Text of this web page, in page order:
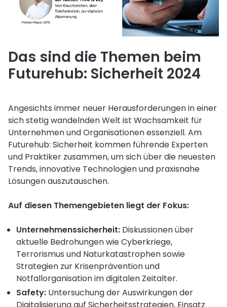
Das sind die Themen beim
Futurehub: Sicherheit 2024
Angesichts immer neuer Herausforderungen in einer
sich stetig wandelnden Welt ist Wachsamkeit für
Unternehmen und Organisationen essenziell. Am
Futurehub: Sicherheit kommen führende Experten
und Praktiker zusammen, um sich über die neuesten
Trends, innovative Technologien und praxisnahe
Lösungen auszutauschen.
Auf diesen Themengebieten liegt der Fokus:
Unternehmenssicherheit: Diskussionen über
aktuelle Bedrohungen wie Cyberkriege,
Terrorismus und Naturkatastrophen sowie
Strategien zur Krisenprävention und
Notfallorganisation im digitalen Zeitalter.
Safety: Untersuchung der Auswirkungen der
Digitalisierung auf Sicherheitsstrategien, Einsatz